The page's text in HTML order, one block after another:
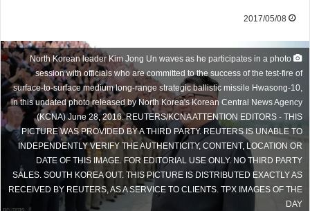
2017/05/08
North Korean leader Kim Jong Un waves as he participates in a photo
session with officials who are committed to the success of the test-fire of
surface-to-surface medium long-range strategic ballistic missile Hwasong-10,
in this undated photo released by North Korea's Korean Central News Agency
(KCNA) June 28, 2016. REUTERS/KCNA ATTENTION EDITORS - THIS
PICTURE WAS PROVIDED BY A THIRD PARTY. REUTERS IS UNABLE TO
INDEPENDENTLY VERIFY THE AUTHENTICITY, CONTENT, LOCATION OR
DATE OF THIS IMAGE. FOR EDITORIAL USE ONLY. NO THIRD PARTY
SALES. SOUTH KOREA OUT. THIS PICTURE IS DISTRIBUTED EXACTLY AS
RECEIVED BY REUTERS, AS A SERVICE TO CLIENTS. TPX IMAGES OF THE
DAY